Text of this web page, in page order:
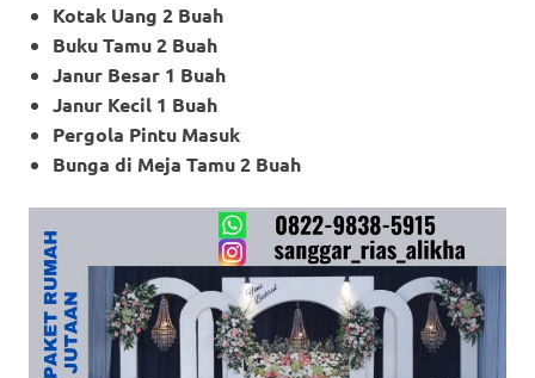
Kotak Uang 2 Buah
Buku Tamu 2 Buah
Janur Besar 1 Buah
Janur Kecil 1 Buah
Pergola Pintu Masuk
Bunga di Meja Tamu 2 Buah